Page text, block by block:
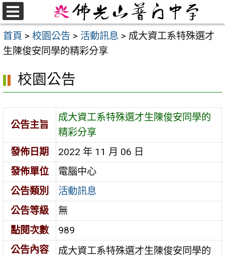
跳
至
主
要
首頁 > 校園公告 > 活動訊息 > 成大資工系特殊選才
生陳俊安同學的精彩分享
校園公告
公告主旨
成大資工系特殊選才生陳俊安同學的
精彩分享
發佈日期
2022 年 11 月 06 日
發佈單位
電腦中心
公告類別
活動訊息
公告等級
無
點閱次數
989
公告內容
成大資工系特殊選才生陳俊安同學的
選
單